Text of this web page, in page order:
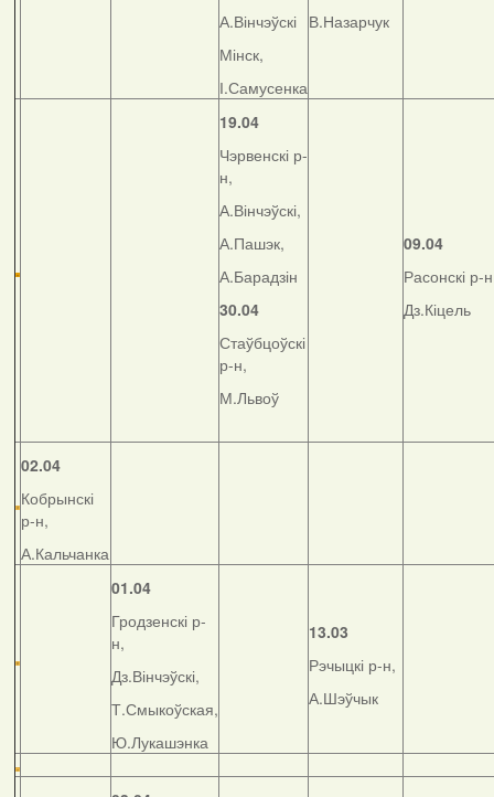
А.Вінчэўскі
Мінск,
І.Самусенка
В.Назарчук
19.04
Чэрвенскі р-
н,
А.Вінчэўскі,
А.Пашэк,
А.Барадзін
30.04
Стаўбцоўскі
р-н,
М.Львоў
09.04
Расонскі р-
Дз.Кіцель
02.04
Кобрынскі
р-н,
А.Кальчанка
01.04
Гродзенскі р-
н,
Дз.Вінчэўскі,
Т.Смыкоўская,
Ю.Лукашэнка
13.03
Рэчыцкі р-н,
А.Шэўчык